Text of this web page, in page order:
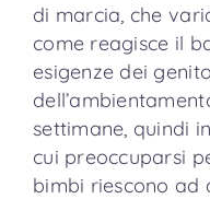
di marcia, che
come reagisce il
esigenze dei
settimane, quindi
cui preoccuparsi
bimbi riescono ad